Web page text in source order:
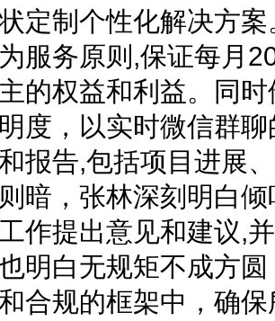
定制个性化解决方
服务原则,保证每月
的权益和利益。同
度，以实时微信群
报告,包括项目进展
暗，张林深刻明白
作提出意见和建议,
明白无规矩不成方
合规的框架中，确